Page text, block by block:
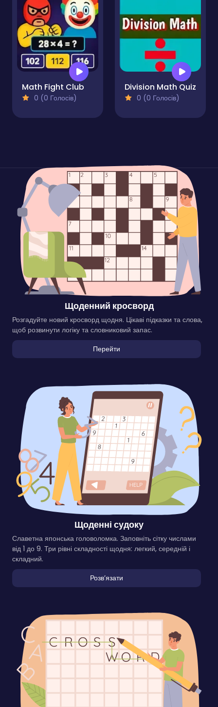
Math Fight Club
0 (0 Голосів)
Division Math Quiz
0 (0 Голосів)
Щоденний кросворд
Розгадуйте новий кросворд щодня. Цікаві підказки та слова,
щоб розвинути логіку та словниковий запас.
Перейти
Щоденні судоку
Славетна японська головоломка. Заповніть сітку числами
від 1 до 9. Три рівні складності щодня: легкий, середній і
складний.
Розвʼязати